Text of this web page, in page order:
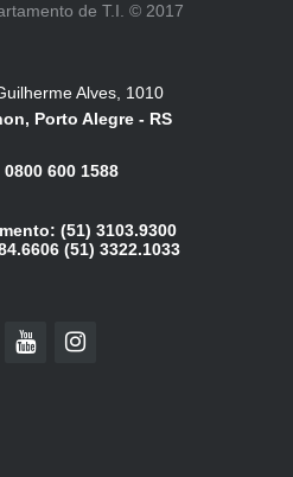
de T.I. © 2017
Alves, 1010
Porto Alegre - RS
0800 600 1588
(51) 3103.9300
(51) 3322.1033